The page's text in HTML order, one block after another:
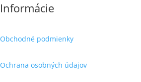
Informácie
Obchodné podmienky
Ochrana osobných údajov